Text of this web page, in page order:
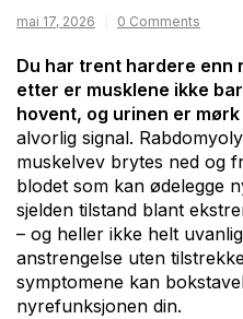
mai 17, 2026 0 Comments
Du har trent hardere enn
etter er musklene ikke
hovent, og urinen er mørk
alvorlig signal.
muskelvev brytes ned og
blodet som kan ødelegge
sjelden tilstand blant
– og heller ikke helt
anstrengelse uten
symptomene kan
nyrefunksjonen din.